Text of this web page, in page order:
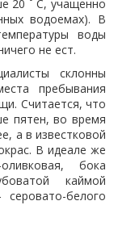
20 ˚ С, учащенно
водоемах). В
воды
не ест.
склонны
пребывания
Считается, что
пятен, во время
а в известковой
В идеале же
бока
каймой
белого